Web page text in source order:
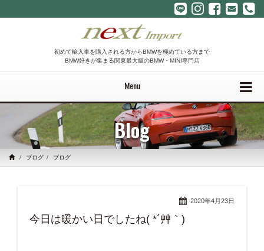
初めて輸入車を購入される方からBMWを極めている方まで
BMW好きが集まる関東最大級のBMW・MINI専門店
Menu
Blog
ブログ ブログ
2020年4月23日
今日は暖かい日でしたね( *´艸｀)